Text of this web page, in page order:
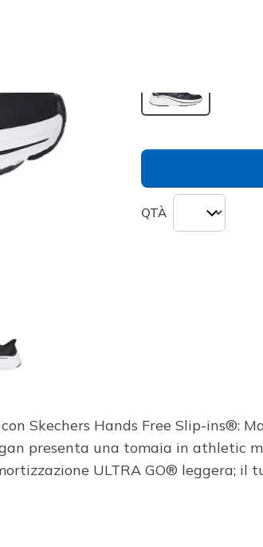
selezionato
QTÀ
Skechers Hands Free Slip-ins®:
presenta una tomaia in athletic
ULTRA GO® leggera; il